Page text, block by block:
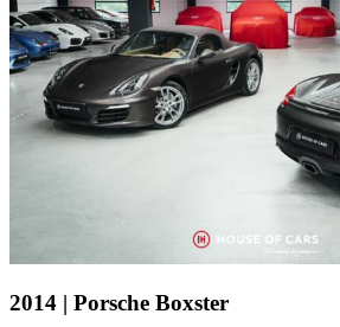
2014 | Porsche Boxster